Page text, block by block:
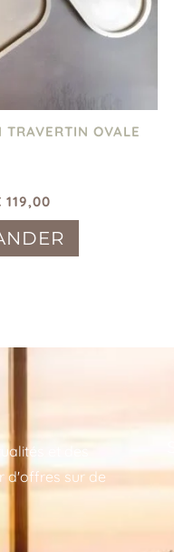
TRAVERTIN OVALE
119,00
et des
d'offres sur de